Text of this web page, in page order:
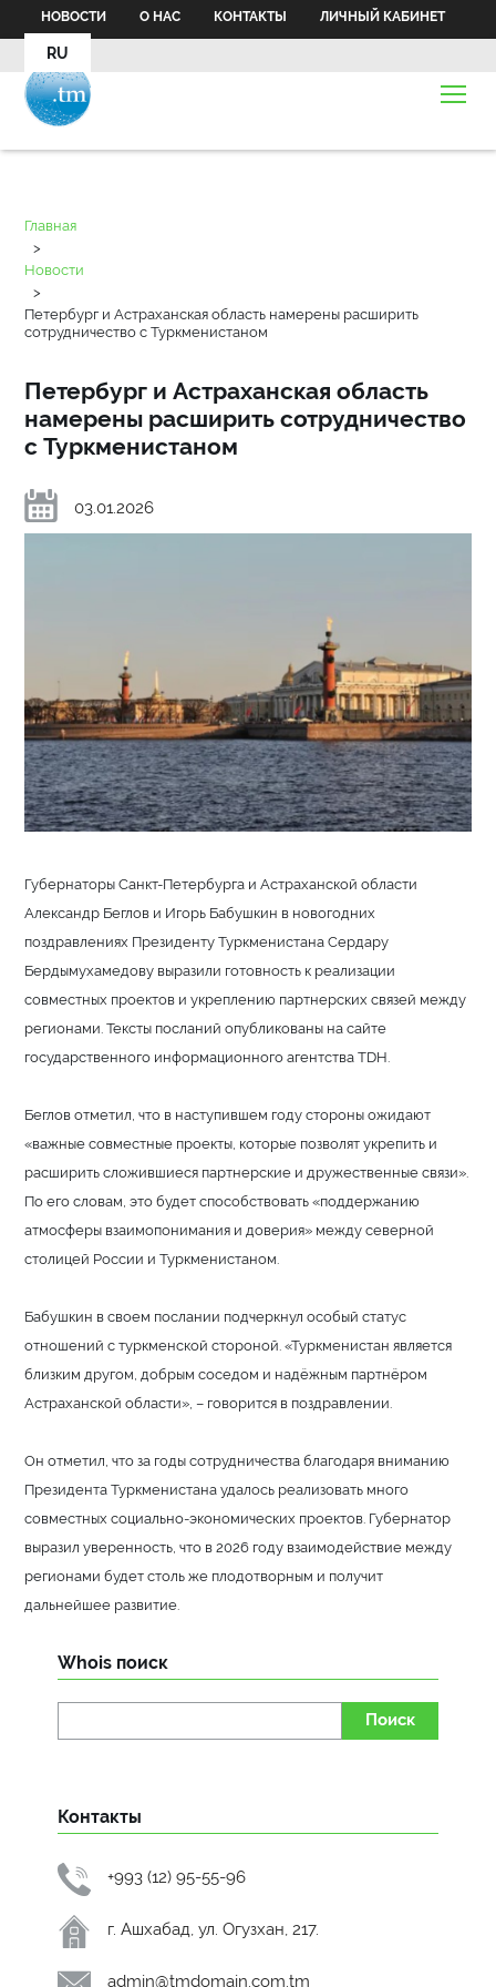
НОВОСТИ О НАС КОНТАКТЫ ЛИЧНЫЙ КАБИНЕТ
RU
Главная
>
Новости
>
Петербург и Астраханская область намерены расширить
сотрудничество с Туркменистаном
Петербург и Астраханская область
намерены расширить сотрудничество
с Туркменистаном
03.01.2026
Губернаторы Санкт-Петербурга и Астраханской области
Александр Беглов и Игорь Бабушкин в новогодних
поздравлениях Президенту Туркменистана Сердару
Бердымухамедову выразили готовность к реализации
совместных проектов и укреплению партнерских связей между
регионами. Тексты посланий опубликованы на сайте
государственного информационного агентства TDH.
Беглов отметил, что в наступившем году стороны ожидают
«важные совместные проекты, которые позволят укрепить и
расширить сложившиеся партнерские и дружественные связи».
По его словам, это будет способствовать «поддержанию
атмосферы взаимопонимания и доверия» между северной
столицей России и Туркменистаном.
Бабушкин в своем послании подчеркнул особый статус
отношений с туркменской стороной. «Туркменистан является
близким другом, добрым соседом и надёжным партнёром
Астраханской области», – говорится в поздравлении.
Он отметил, что за годы сотрудничества благодаря вниманию
Президента Туркменистана удалось реализовать много
совместных социально-экономических проектов. Губернатор
выразил уверенность, что в 2026 году взаимодействие между
регионами будет столь же плодотворным и получит
дальнейшее развитие.
Whois поиск
Поиск
Контакты
+993 (12) 95-55-96
г. Ашхабад, ул. Огузхан, 217.
admin@tmdomain.com.tm